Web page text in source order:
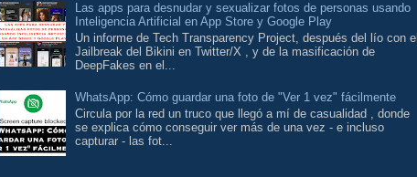
Las apps para desnudar y sexualizar fotos de personas usando
Inteligencia Artificial en App Store y Google Play
Un informe de Tech Transparency Project, después del lío con el
Jailbreak del Bikini en Twitter/X , y de la masificación de
DeepFakes en el...
WhatsApp: Cómo guardar una foto de "Ver 1 vez" fácilmente
Circula por la red un truco que llegó a mí de casualidad , donde
se explica cómo conseguir ver más de una vez - e incluso
capturar - las fot...